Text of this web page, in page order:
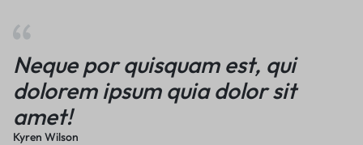
Neque por quisquam est, qui
dolorem ipsum quia dolor sit
amet!
Kyren Wilson